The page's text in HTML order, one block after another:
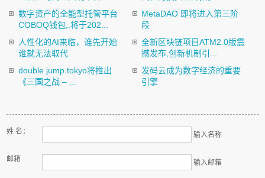
数字资产的全能型托管平台
COBOQ钱包,.将于202...
MetaDAO 即将进入第三阶
段
人性化的AI来临，谁先开始
谁就无法取代
全新区块链项目ATM2.0版震
撼发布,创新机制引...
double jump.tokyo将推出
《三国之战 – ...
发码云成为数字经济的重要
引擎
姓 名： 输入名称
邮箱 输入邮箱